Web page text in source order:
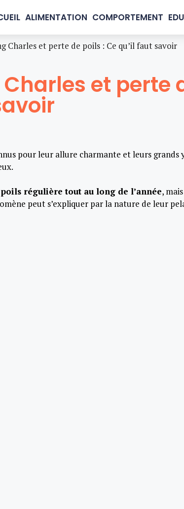
ALIMENTATION COMPORTEMENT
Charles et perte de poils : Ce qu’il faut savoir
et perte
pour leur allure charmante et leurs grands
régulière tout au long de l’année,
peut s’expliquer par la nature de leur